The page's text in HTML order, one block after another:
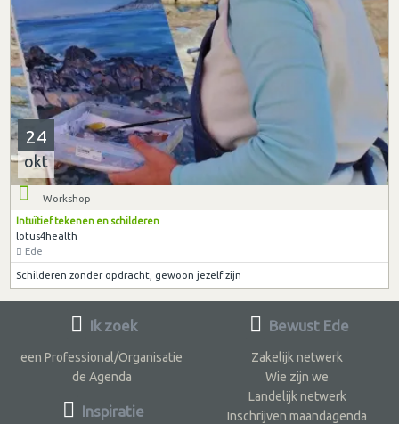
24
okt
Workshop
Intuïtief tekenen en schilderen
lotus4health
Ede
Schilderen zonder opdracht, gewoon jezelf zijn
Ik zoek
een Professional/Organisatie
de Agenda
Inspiratie
Bewust Ede
Zakelijk netwerk
Wie zijn we
Landelijk netwerk
Inschrijven maandagenda